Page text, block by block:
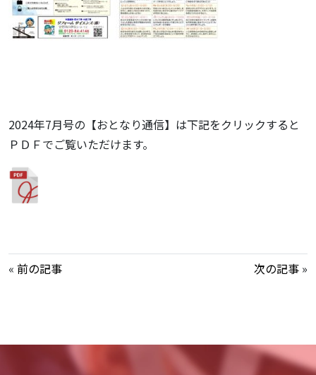
2024年7月号の【おとなり通信】は下記をクリックすると
ＰＤＦでご覧いただけます。
« 前の記事 次の記事 »